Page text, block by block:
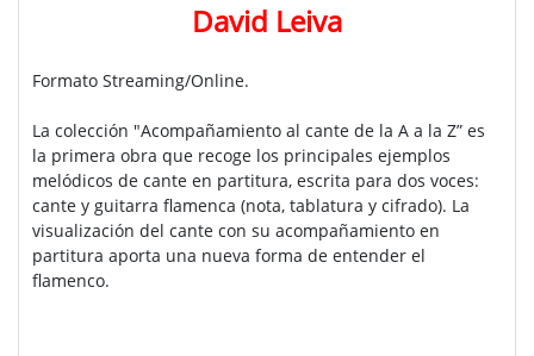
David Leiva
Formato Streaming/Online.
La colección "Acompañamiento al cante de la A a la Z” es
la primera obra que recoge los principales ejemplos
melódicos de cante en partitura, escrita para dos voces:
cante y guitarra flamenca (nota, tablatura y cifrado). La
visualización del cante con su acompañamiento en
partitura aporta una nueva forma de entender el
flamenco.